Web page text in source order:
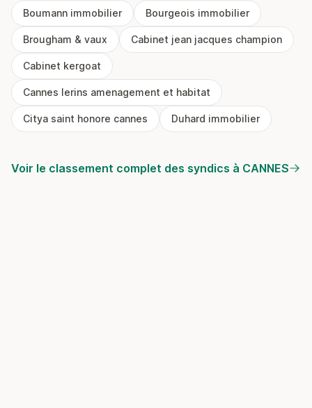
Boumann immobilier Bourgeois immobilier
Brougham & vaux Cabinet jean jacques champion
Cabinet kergoat
Cannes lerins amenagement et habitat
Citya saint honore cannes Duhard immobilier
Voir le classement complet des syndics à CANNES